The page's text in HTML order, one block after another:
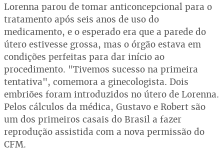
Lorenna parou de tomar anticoncepcional para o
tratamento após seis anos de uso do
medicamento, e o esperado era que a parede do
útero estivesse grossa, mas o órgão estava em
condições perfeitas para dar início ao
procedimento. "Tivemos sucesso na primeira
tentativa", comemora a ginecologista. Dois
embriões foram introduzidos no útero de Lorenna.
Pelos cálculos da médica, Gustavo e Robert são
um dos primeiros casais do Brasil a fazer
reprodução assistida com a nova permissão do
CFM.